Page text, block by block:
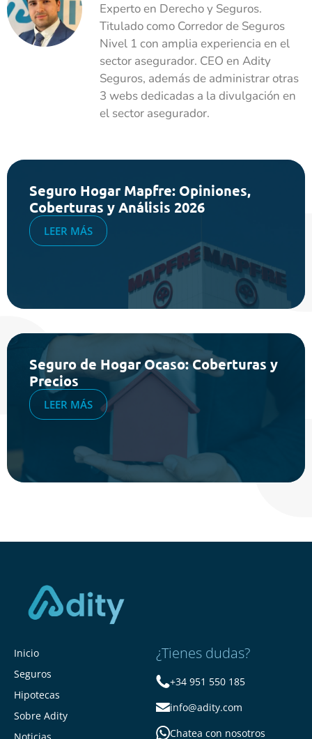
Experto en Derecho y Seguros.
Titulado como Corredor de Seguros
Nivel 1 con amplia experiencia en el
sector asegurador. CEO en Adity
Seguros, además de administrar otras
3 webs dedicadas a la divulgación en
el sector asegurador.
Seguro Hogar Mapfre: Opiniones,
Coberturas y Análisis 2026
LEER MÁS
Seguro de Hogar Ocaso: Coberturas y
Precios
LEER MÁS
Inicio
Seguros
Hipotecas
Sobre Adity
¿Tienes dudas?
+34 951 550 185
info@adity.com
Chatea con nosotros